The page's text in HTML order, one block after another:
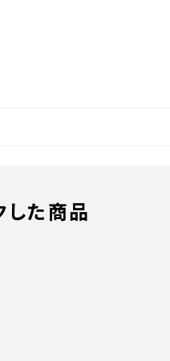
した商品